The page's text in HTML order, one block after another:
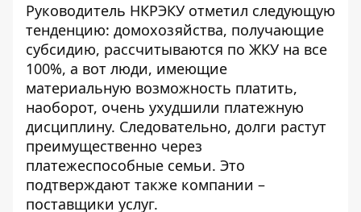
Руководитель НКРЭКУ отметил следующую
тенденцию: домохозяйства, получающие
субсидию, рассчитываются по ЖКУ на все
100%, а вот люди, имеющие
материальную возможность платить,
наоборот, очень ухудшили платежную
дисциплину. Следовательно, долги растут
преимущественно через
платежеспособные семьи. Это
подтверждают также компании –
поставщики услуг.